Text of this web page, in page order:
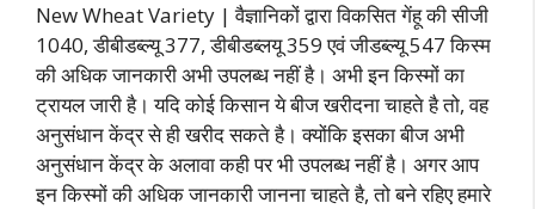
New Wheat Variety | वैज्ञानिकों द्वारा विकसित गेंहू की सीजी
1040, डीबीडब्ल्यू 377, डीबीडब्लयू 359 एवं जीडब्ल्यू 547 किस्म
की अधिक जानकारी अभी उपलब्ध नहीं है। अभी इन किस्मों का
ट्रायल जारी है। यदि कोई किसान ये बीज खरीदना चाहते है तो, वह
अनुसंधान केंद्र से ही खरीद सकते है। क्योंकि इसका बीज अभी
अनुसंधान केंद्र के अलावा कही पर भी उपलब्ध नहीं है। अगर आप
इन किस्मों की अधिक जानकारी जानना चाहते है, तो बने रहिए हमारे